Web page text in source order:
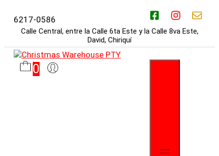
contenido
6217-0586
Calle Central, entre la Calle 6ta Este y la Calle 8va Este,
David, Chiriquí
0